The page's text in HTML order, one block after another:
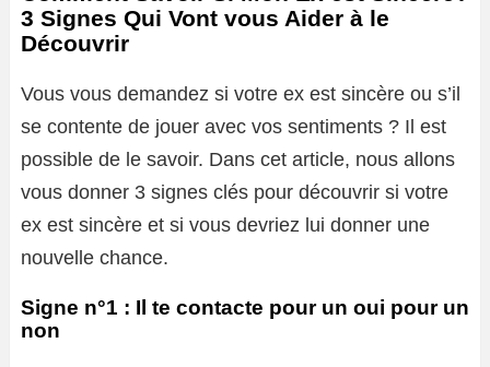
3 Signes Qui Vont vous Aider à le
Découvrir
Vous vous demandez si votre ex est sincère ou s’il
se contente de jouer avec vos sentiments ? Il est
possible de le savoir. Dans cet article, nous allons
vous donner 3 signes clés pour découvrir si votre
ex est sincère et si vous devriez lui donner une
nouvelle chance.
Signe n°1 : Il te contacte pour un oui pour un
non